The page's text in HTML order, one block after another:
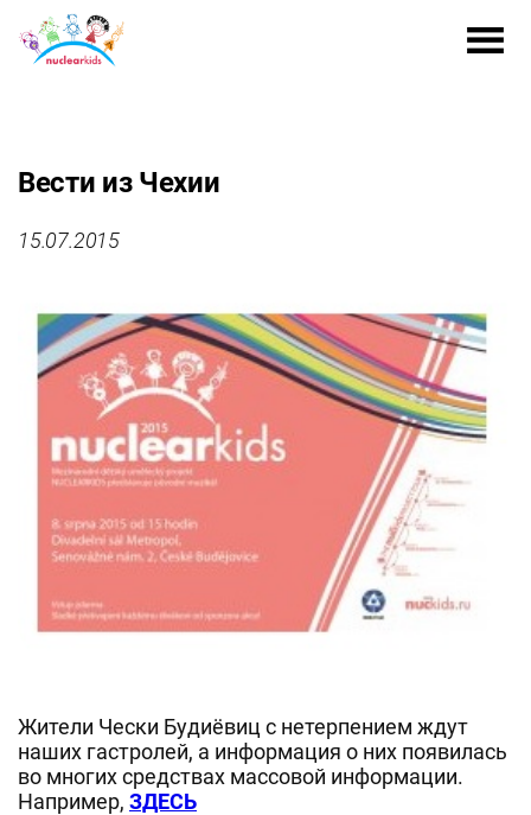
Вести из Чехии
15.07.2015
Жители Чески Будиёвиц с нетерпением ждут
наших гастролей, а информация о них появилась
во многих средствах массовой информации.
Например, ЗДЕСЬ